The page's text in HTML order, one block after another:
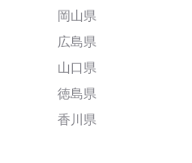
岡山県
広島県
山口県
徳島県
香川県